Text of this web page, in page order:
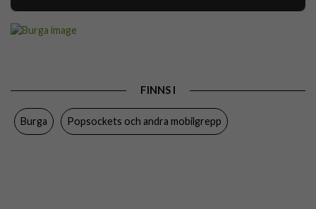
Tillverkarens art nr
FINNS I
Burga Popsockets och andra mobilgrepp